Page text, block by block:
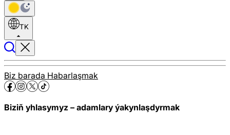
TK
Biz barada Habarlaşmak
Biziň yhlasymyz – adamlary ýakynlaşdyrmak